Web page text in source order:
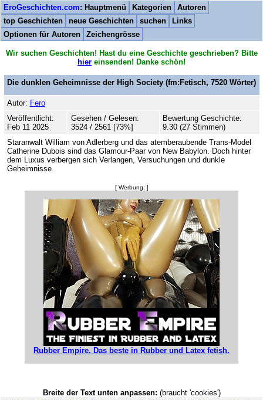
EroGeschichten.com: Hauptmenü Kategorien
Autoren
top Geschichten
neue Geschichten suchen
Links
Optionen für Autoren
Zeichengrösse
Wir suchen Geschichten! Hast du eine Geschichte geschrieben? Bitte
hier einsenden! Danke schön!
Die dunklen Geheimnisse der High Society (fm:Fetisch, 7520 Wörter)
Autor: Fero
Veröffentlicht:
Feb 11 2025
Gesehen / Gelesen:
3524 / 2561 [73%]
Bewertung Geschichte:
9.30 (27 Stimmen)
Staranwalt William von Adlerberg und das atemberaubende Trans-Model
Catherine Dubois sind das Glamour-Paar von New Babylon. Doch hinter
dem Luxus verbergen sich Verlangen, Versuchungen und dunkle
Geheimnisse.
[ Werbung: ]
Rubber Empire. Das beste in Rubber und Latex fetish.
Breite der Text unten anpassen: (braucht 'cookies')